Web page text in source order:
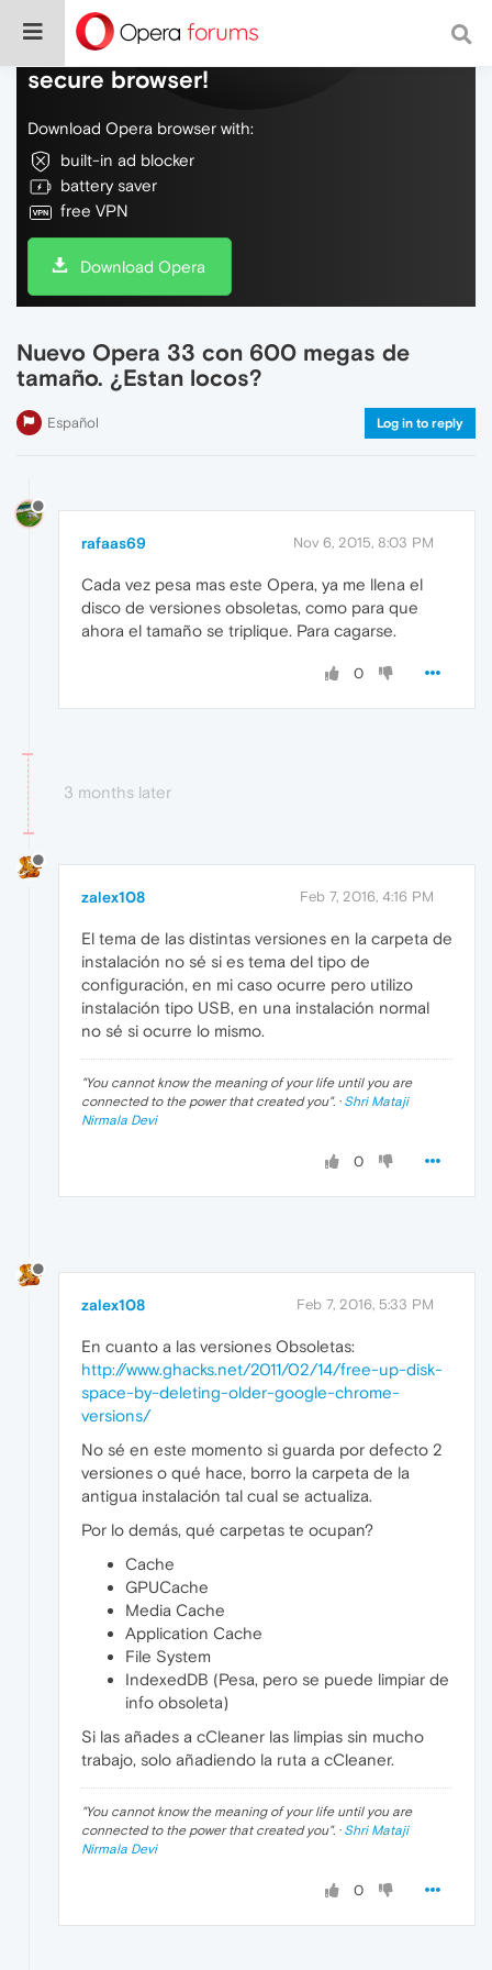
Do more on the web, with a fast and
secure browser!
Download Opera browser with:
built-in ad blocker
battery saver
free VPN
Download Opera
Nuevo Opera 33 con 600 megas de
tamaño. ¿Estan locos?
Español Log in to reply
rafaas69 Nov 6, 2015, 8:03 PM
Cada vez pesa mas este Opera, ya me llena el
disco de versiones obsoletas, como para que
ahora el tamaño se triplique. Para cagarse.
0
3 months later
zalex108 Feb 7, 2016, 4:16 PM
El tema de las distintas versiones en la carpeta de
instalación no sé si es tema del tipo de
configuración, en mi caso ocurre pero utilizo
instalación tipo USB, en una instalación normal
no sé si ocurre lo mismo.
"You cannot know the meaning of your life until you are
connected to the power that created you". · Shri Mataji
Nirmala Devi
0
zalex108 Feb 7, 2016, 5:33 PM
En cuanto a las versiones Obsoletas:
http://www.ghacks.net/2011/02/14/free-up-disk-
space-by-deleting-older-google-chrome-
versions/
No sé en este momento si guarda por defecto 2
versiones o qué hace, borro la carpeta de la
antigua instalación tal cual se actualiza.
Por lo demás, qué carpetas te ocupan?
Cache
GPUCache
Media Cache
Application Cache
File System
IndexedDB (Pesa, pero se puede limpiar de
info obsoleta)
Si las añades a cCleaner las limpias sin mucho
trabajo, solo añadiendo la ruta a cCleaner.
"You cannot know the meaning of your life until you are
connected to the power that created you". · Shri Mataji
Nirmala Devi
0